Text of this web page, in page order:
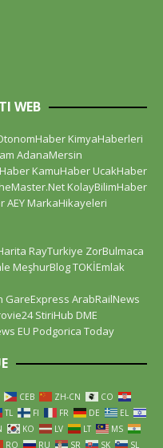
WEB
KimyaHaberleri
AdanaMersin
KamuHaber UcakHaber
KolayBilimHaber
AEY MarkaHikayeleri
RayTurkiye ZorBulmaca
MeşhurBlogTOKİEmlak
GareExpress ArabRailNews
StiriHub DME
EU Podgorica Today
CEB ZH-CN
CO
TL FI FR DE
EL
KO LV LT
MS
RO RU SR SK
SL